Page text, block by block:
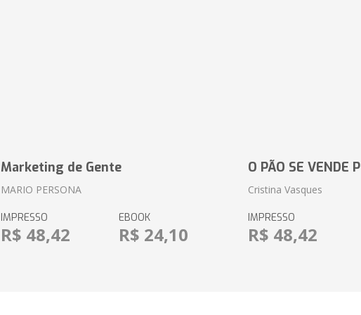
Marketing de Gente
MARIO PERSONA
IMPRESSO
R$ 48,42
EBOOK
R$ 24,10
O PÃO SE VENDE
Cristina Vasques
IMPRESSO
R$ 48,42